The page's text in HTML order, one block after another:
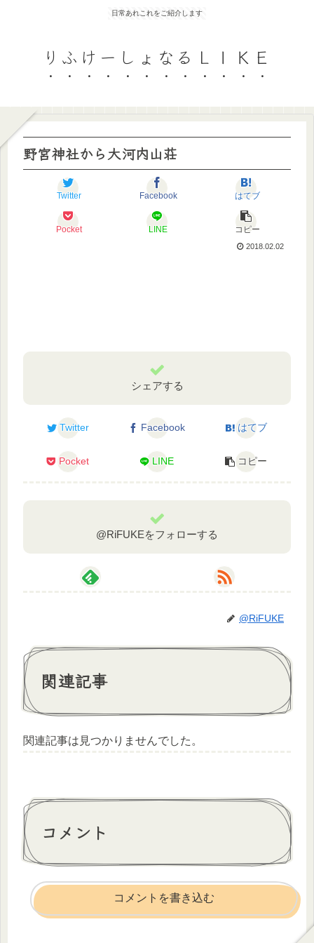
日常あれこれをご紹介します
りふけーしょなるＬＩＫＥ
野宮神社から大河内山荘
Twitter Facebook はてブ
Pocket LINE コピー
2018.02.02
シェアする
Twitter Facebook はてブ
Pocket LINE コピー
@RiFUKEをフォローする
@RiFUKE
関連記事
関連記事は見つかりませんでした。
コメント
コメントを書き込む